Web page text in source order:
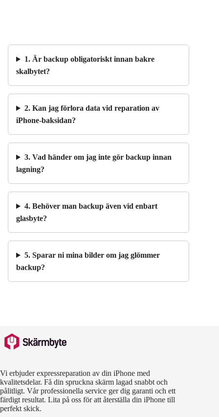
1. Är backup obligatoriskt innan bakre
skalbytet?
2. Kan jag förlora data vid reparation av
iPhone-baksidan?
3. Vad händer om jag inte gör backup innan
lagning?
4. Behöver man backup även vid enbart
glasbyte?
5. Sparar ni mina bilder om jag glömmer
backup?
Vi erbjuder expressreparation av din iPhone med
kvalitetsdelar. Få din spruckna skärm lagad snabbt och
pålitligt. Vår professionella service ger dig garanti och ett
färdigt resultat. Lita på oss för att återställa din iPhone till
perfekt skick.